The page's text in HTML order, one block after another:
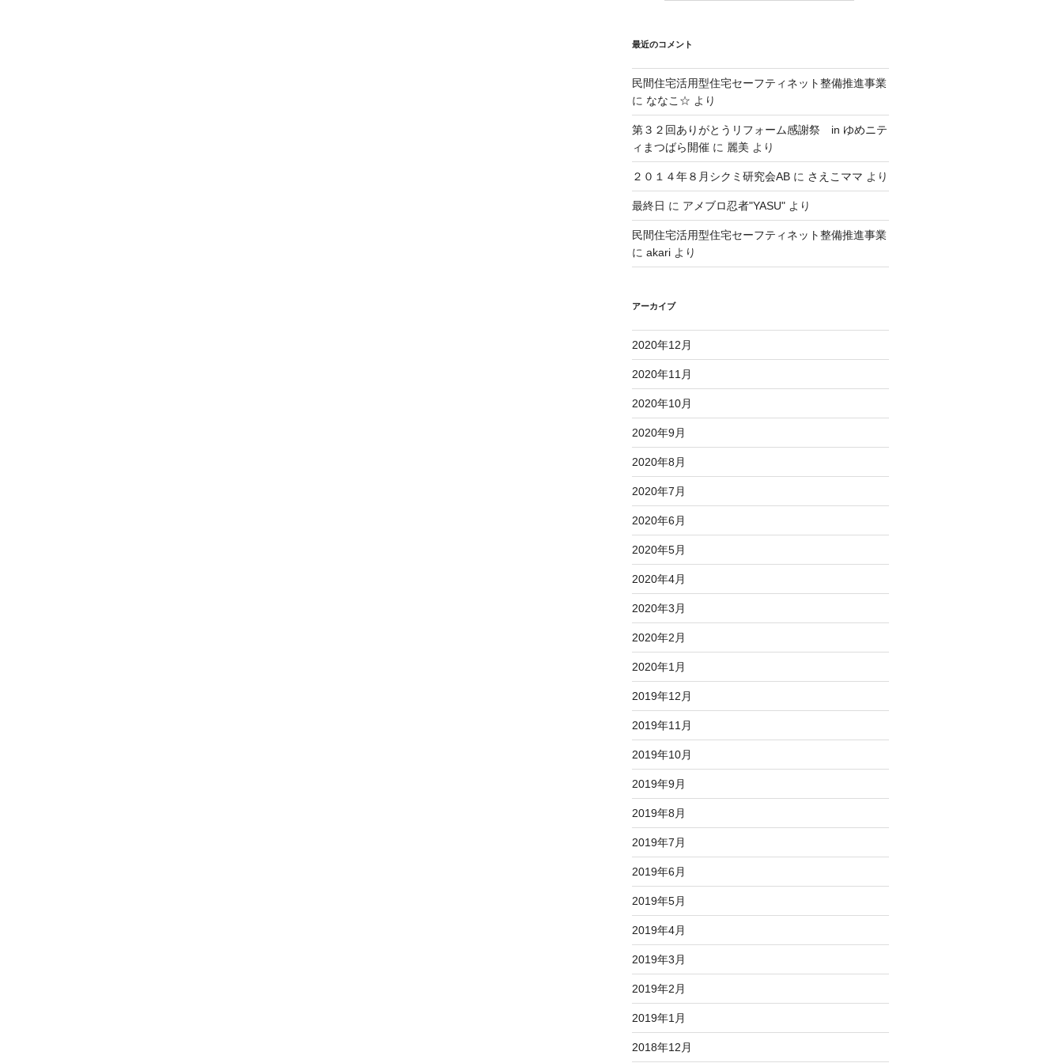
最近のコメント
民間住宅活用型住宅セーフティネット整備推進事業
に ななこ☆ より
第３２回ありがとうリフォーム感謝祭 in ゆめニテ
ィまつばら開催に 麗美 より
２０１４年８月シクミ研究会ABに さえこママ より
最終日 に アメブロ忍者"YASU"より
民間住宅活用型住宅セーフティネット整備推進事業
に akariより
アーカイブ
2020年12月
2020年11月
2020年10月
2020年9月
2020年8月
2020年7月
2020年6月
2020年5月
2020年4月
2020年3月
2020年2月
2020年1月
2019年12月
2019年11月
2019年10月
2019年9月
2019年8月
2019年7月
2019年6月
2019年5月
2019年4月
2019年3月
2019年2月
2019年1月
2018年12月